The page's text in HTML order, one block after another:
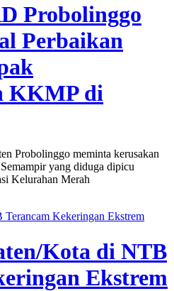
Probolinggo
Perbaikan
KKMP di
Probolinggo meminta kerusakan
yang diduga dipicu
Kelurahan Merah
Kekeringan Ekstrem
Kota di NTB
Ekstrem